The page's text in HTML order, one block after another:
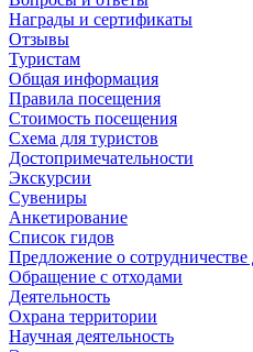
Награды и сертификаты
Отзывы
Туристам
Общая информация
Правила посещения
Стоимость посещения
Схема для туристов
Достопримечательности
Экскурсии
Сувениры
Анкетирование
Список гидов
Предложение о сотрудничестве
Обращение с отходами
Деятельность
Охрана территории
Научная деятельность